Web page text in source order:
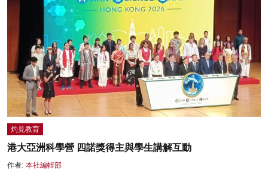
灼見教育
港大亞洲科學營 四諾獎得主與學生講解互動
作者: 本社編輯部